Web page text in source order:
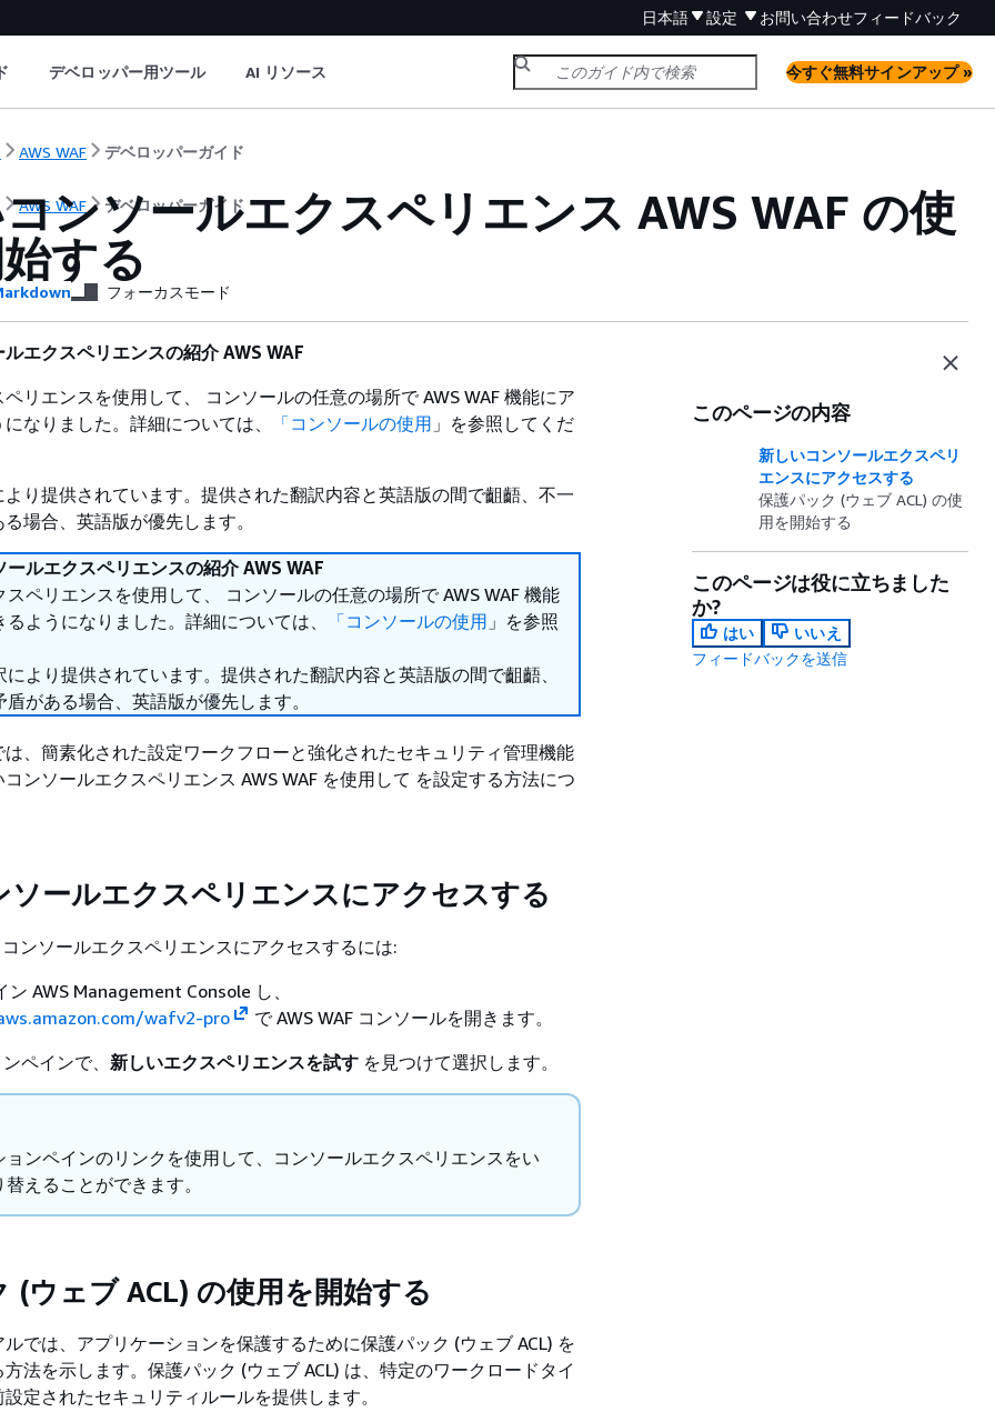
日本語 設定 お問い合わせフィードバック
デベロッパー用ツール AI リソース 今すぐ無料サインアップ »
AWS WAF デベロッパーガイド
AWS WAF デベロッパーガイド
ンソールエクスペリエンス AWS WAF の使
する
フォーカスモード
エクスペリエンスの紹介 AWS WAF
リエンスを使用して、 コンソールの任意の場所で AWS WAF 機能にア
なりました。詳細については、
「コンソールの使用 」を参照してくだ
り提供されています。提供された翻訳内容と英語版の間で齟齬、不一
場合、英語版が優先します。
ルエクスペリエンスの紹介 AWS WAF
ペリエンスを使用して、 コンソールの任意の場所で AWS WAF 機能
ようになりました。詳細については、
「コンソールの使用 」を参照
より提供されています。提供された翻訳内容と英語版の間で齟齬、
がある場合、英語版が優先します。
、簡素化された設定ワークフローと強化されたセキュリティ管理機能
ンソールエクスペリエンス AWS WAF を使用して を設定する方法につ
ソールエクスペリエンスにアクセスする
コンソールエクスペリエンスにアクセスするには:
AWS Management Console し、
wafv2-pro
で AWS WAF コンソールを開きます。
ペインで、 新しいエクスペリエンスを試す を見つけて選択します。
ョンペインのリンクを使用して、コンソールエクスペリエンスをい
えることができます。
(ウェブ ACL) の使用を開始する
では、アプリケーションを保護するために保護パック (ウェブ ACL) を
法を示します。保護パック (ウェブ ACL) は、特定のワークロードタイ
定されたセキュリティルールを提供します。
このページの内容
新しいコンソールエクスペリ
エンスにアクセスする
保護パック (ウェブ ACL) の使
用を開始する
このページは役に立ちました
か?
はい
いいえ
フィードバックを送信